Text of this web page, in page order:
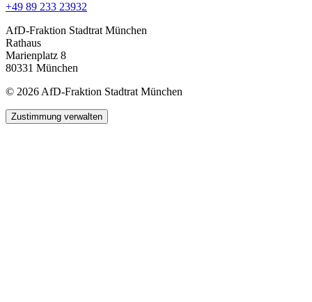
+49 89 233 23932
AfD-Fraktion Stadtrat München
Rathaus
Marienplatz 8
80331 München
© 2026 AfD-Fraktion Stadtrat München
Zustimmung verwalten